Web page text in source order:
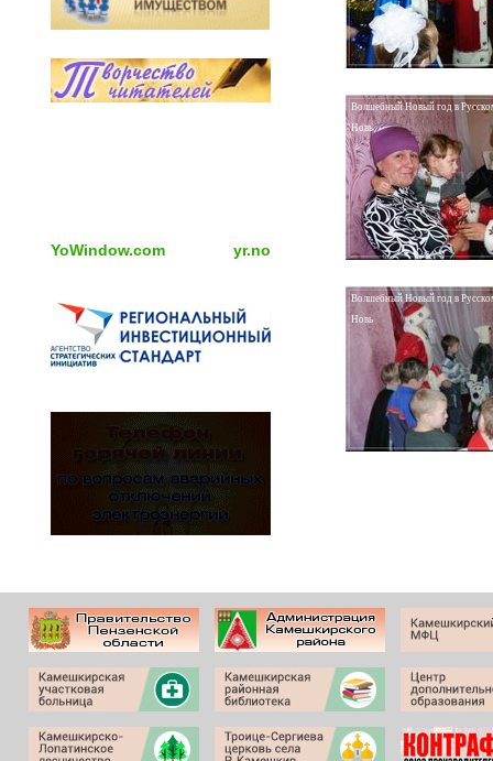
YoWindow.com yr.no
Волшебный Новый год в
Новь
Волшебный Новый год в
Новь